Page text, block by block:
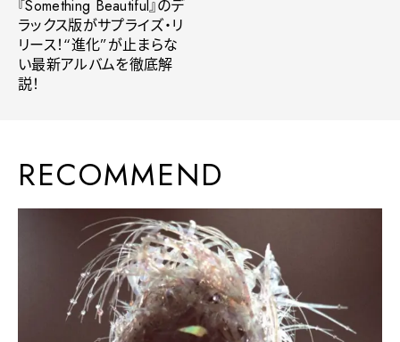
『Something Beautiful』のデ
ラックス版がサプライズ・リ
リース！“進化”が止まらな
い最新アルバムを徹底解
説！
RECOMMEND